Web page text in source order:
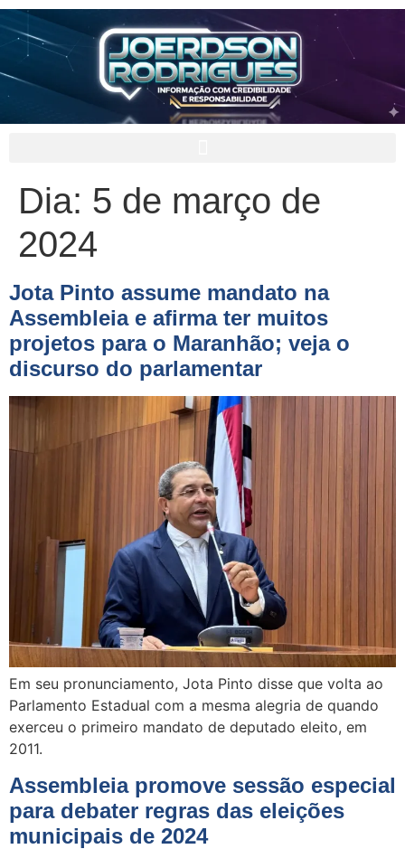
Dia: 5 de março de
2024
Jota Pinto assume mandato na
Assembleia e afirma ter muitos
projetos para o Maranhão; veja o
discurso do parlamentar
Em seu pronunciamento, Jota Pinto disse que volta ao
Parlamento Estadual com a mesma alegria de quando
exerceu o primeiro mandato de deputado eleito, em
2011.
Assembleia promove sessão especial
para debater regras das eleições
municipais de 2024